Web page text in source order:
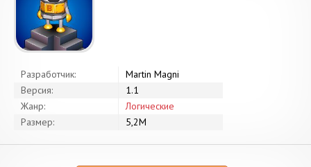
Разработчик:
Martin Magni
Версия:
1.1
Жанр:
Логические
Размер:
5,2M